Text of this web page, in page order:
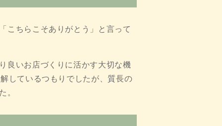
こちらこそありがとう」と言って
良いお店づくりに活かす大切な機
しているつもりでしたが、質長の
。